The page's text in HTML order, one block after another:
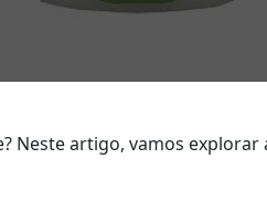
Neste artigo, vamos explorar